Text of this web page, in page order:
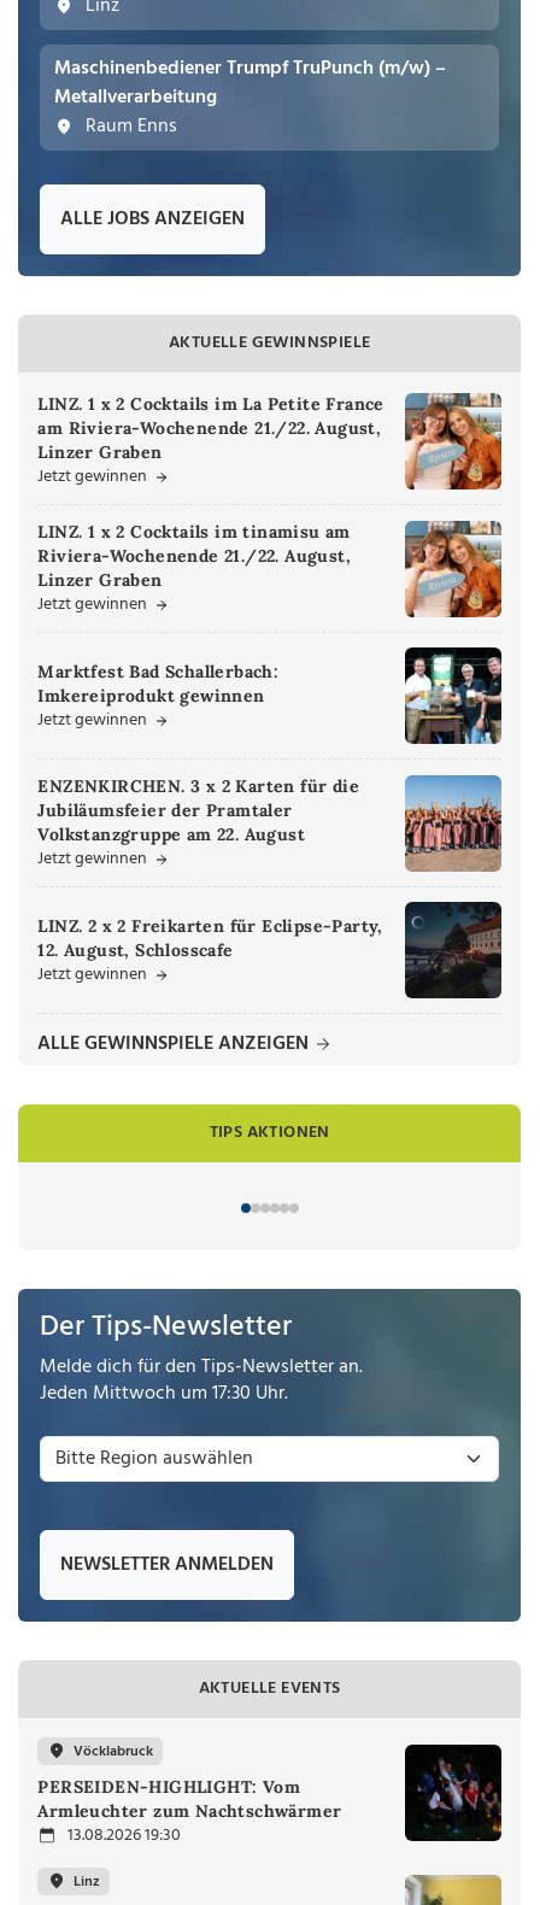
Linz
Maschinenbediener Trumpf TruPunch (m/w) –
Metallverarbeitung
Raum Enns
ALLE JOBS ANZEIGEN
AKTUELLE GEWINNSPIELE
LINZ. 1 x 2 Cocktails im La Petite France
am Riviera-Wochenende 21./22. August,
Linzer Graben
Jetzt gewinnen
LINZ. 1 x 2 Cocktails im tinamisu am
Riviera-Wochenende 21./22. August,
Linzer Graben
Jetzt gewinnen
Marktfest Bad Schallerbach:
Imkereiprodukt gewinnen
Jetzt gewinnen
ENZENKIRCHEN. 3 x 2 Karten für die
Jubiläumsfeier der Pramtaler
Volkstanzgruppe am 22. August
Jetzt gewinnen
LINZ. 2 x 2 Freikarten für Eclipse-Party,
12. August, Schlosscafe
Jetzt gewinnen
ALLE GEWINNSPIELE ANZEIGEN
TIPS AKTIONEN
Der Tips-Newsletter
Melde dich für den Tips-Newsletter an.
Jeden Mittwoch um 17:30 Uhr.
NEWSLETTER ANMELDEN
AKTUELLE EVENTS
Vöcklabruck
PERSEIDEN-HIGHLIGHT: Vom
Armleuchter zum Nachtschwärmer
13.08.2026 19:30
Linz